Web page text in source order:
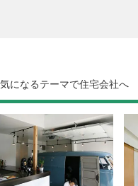
気になるテーマで住宅会社へ